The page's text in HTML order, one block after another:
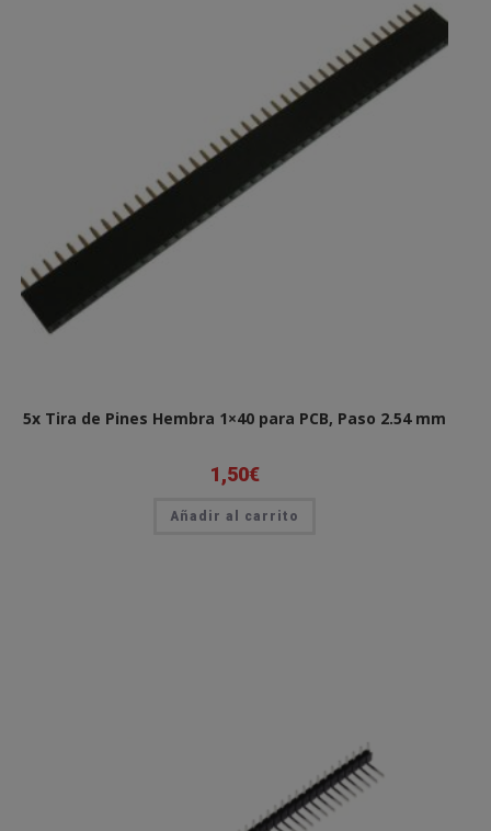
5x Tira de Pines Hembra 1×40 para PCB, Paso 2.54 mm
1,50€
Añadir al carrito